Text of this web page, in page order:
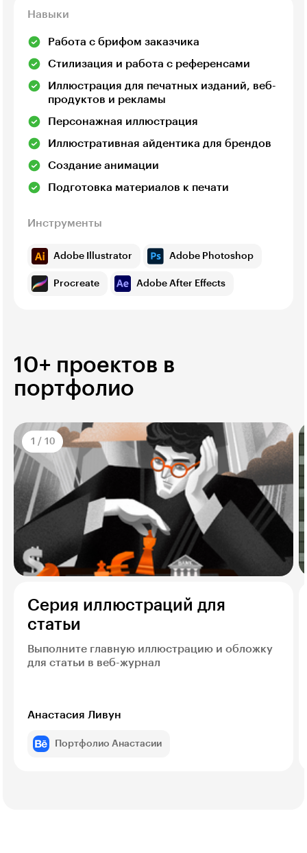
Навыки
Работа с брифом заказчика
Стилизация и работа с референсами
Иллюстрация для печатных изданий, веб-
продуктов и рекламы
Персонажная иллюстрация
Иллюстративная айдентика для брендов
Создание анимации
Подготовка материалов к печати
Инструменты
Adobe Illustrator Adobe Photoshop
Procreate Adobe After Effects
10+ проектов в
портфолио
1 / 10
Серия иллюстраций для
статьи
Выполните главную иллюстрацию и обложку
для статьи в веб-журнал
Анастасия Ливун
Портфолио Анастасии